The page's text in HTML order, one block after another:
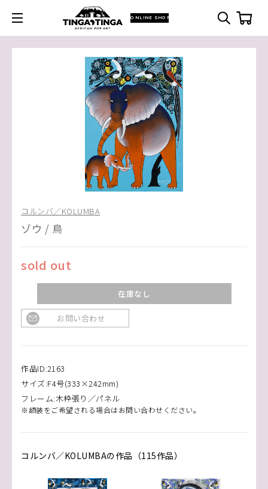
ONLINE SHOP
コルンバ／KOLUMBA
ゾウ / 鳥
sold out
在庫なし
お問い合わせ
作品ID:2163
サイズ:F4号(333×242mm)
フレーム:木枠張り／パネル
※額装をご希望される場合はお問い合わせください。
コルンバ／KOLUMBAの作品（115作品）